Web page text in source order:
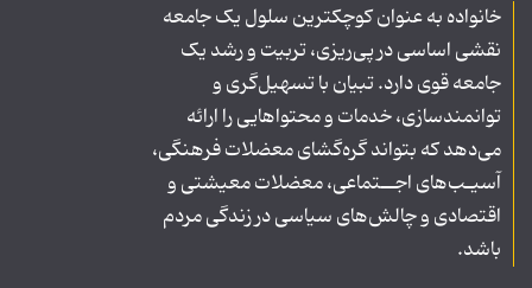
خانواده به عنوان کوچکترین سلول یک جامعه
نقشی اساسی در پی‌ریزی، تربیت و رشد یک
جامعه قوی دارد. تبیان با تسهیل‌گری و
توانمندسازی، خدمات و محتواهایی را ارائه
می‌دهد که بتواند گره‌گشای معضلات فرهنگی،
آسیـب‌های اجــتماعی، معضلات معیشتی و
اقتصادی و چالش‌های سیاسی در زندگی مردم
باشد.